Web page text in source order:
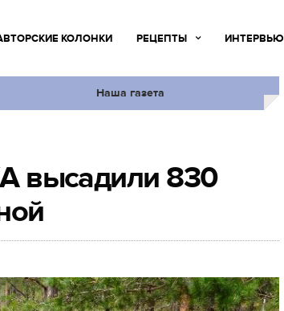
КОЛОНКИ РЕЦЕПТЫ ИНТЕРВЬЮ
Наша газета
высадили 830